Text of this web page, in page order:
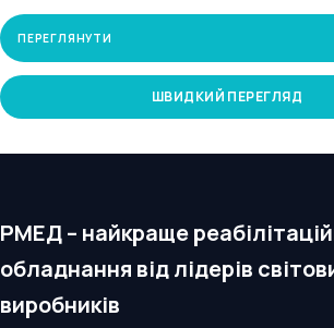
ПЕРЕГЛЯНУТИ
ШВИДКИЙ ПЕРЕГЛЯД
РМЕД – найкраще
обладнання від лідерів
виробників